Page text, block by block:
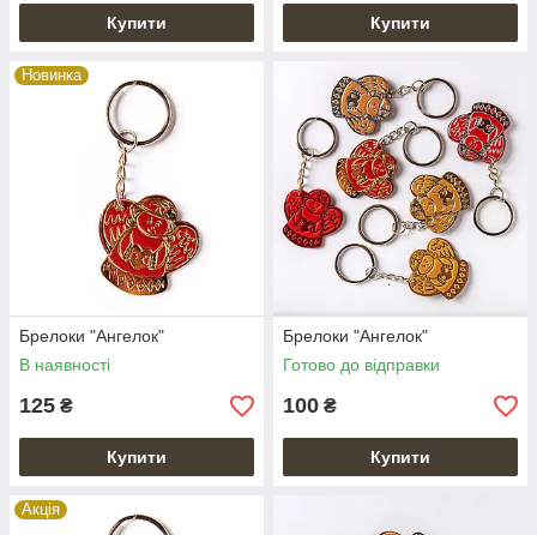
Купити Купити
Новинка
Брелоки "Ангелок"
В наявності
125 ₴
Купити
Брелоки "Ангелок"
Готово до відправки
100 ₴
Купити
Акція